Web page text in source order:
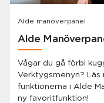
Alde manöverpanel
Alde
Vågar du gå förbi
Verktygsmenyn?
funktionerna i Alde
ny favoritfunktion!